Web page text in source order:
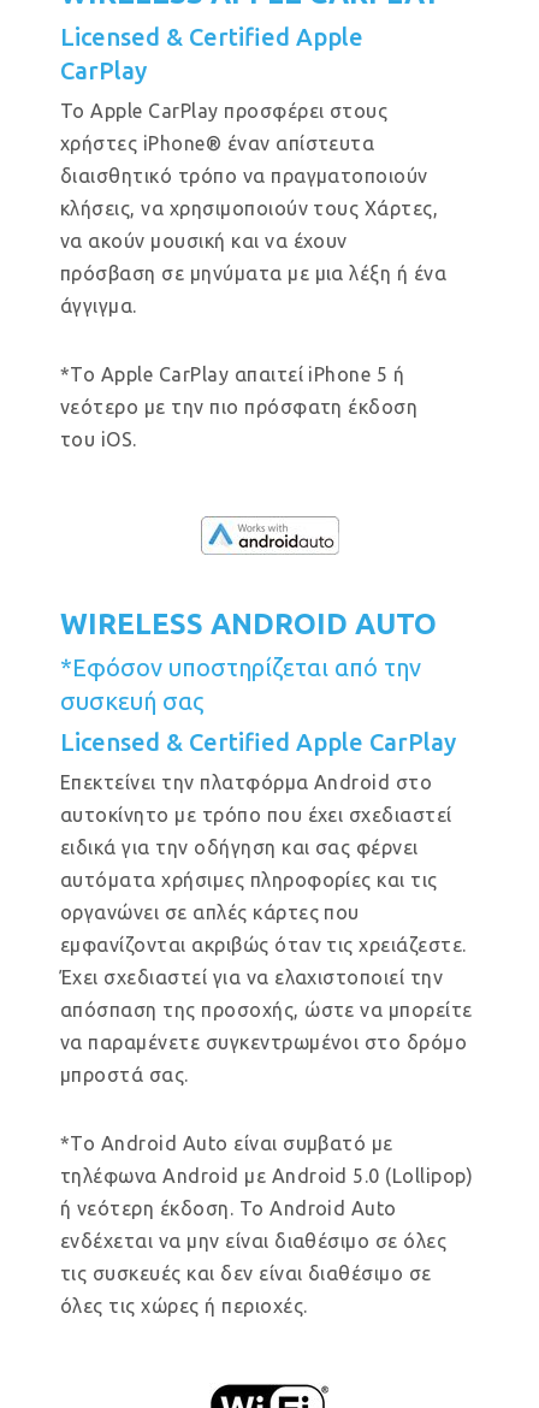
Licensed & Certified Apple
CarPlay
Το Apple CarPlay προσφέρει στους
χρήστες iPhone® έναν απίστευτα
διαισθητικό τρόπο να πραγματοποιούν
κλήσεις, να χρησιμοποιούν τους Χάρτες,
να ακούν μουσική και να έχουν
πρόσβαση σε μηνύματα με μια λέξη ή ένα
άγγιγμα.
*Το Apple CarPlay απαιτεί iPhone 5 ή
νεότερο με την πιο πρόσφατη έκδοση
του iOS.
WIRELESS ANDROID AUTO
*Εφόσον υποστηρίζεται από την
συσκευή σας
Licensed & Certified Apple CarPlay
Επεκτείνει την πλατφόρμα Android στο
αυτοκίνητο με τρόπο που έχει σχεδιαστεί
ειδικά για την οδήγηση και σας φέρνει
αυτόματα χρήσιμες πληροφορίες και τις
οργανώνει σε απλές κάρτες που
εμφανίζονται ακριβώς όταν τις χρειάζεστε.
Έχει σχεδιαστεί για να ελαχιστοποιεί την
απόσπαση της προσοχής, ώστε να μπορείτε
να παραμένετε συγκεντρωμένοι στο δρόμο
μπροστά σας.
*Το Android Auto είναι συμβατό με
τηλέφωνα Android με Android 5.0 (Lollipop)
ή νεότερη έκδοση. Το Android Auto
ενδέχεται να μην είναι διαθέσιμο σε όλες
τις συσκευές και δεν είναι διαθέσιμο σε
όλες τις χώρες ή περιοχές.